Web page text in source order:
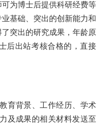
为博士后提供科研经费等
基础、突出的创新能力和
突出的研究成果，年龄原
后出站考核合格的，直接
育背景、工作经历、学术
及成果的相关材料发送至